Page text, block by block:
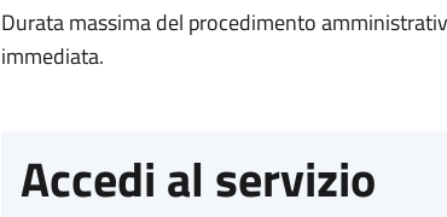
Durata massima del procedimento
immediata.
Accedi al servizio